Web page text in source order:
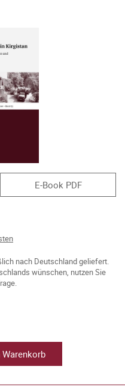
E-Book PDF
nach Deutschland geliefert.
wünschen, nutzen Sie
Warenkorb